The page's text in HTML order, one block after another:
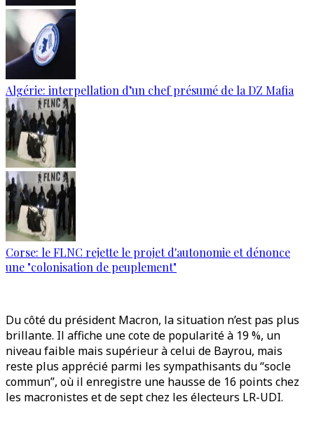
Algérie: interpellation d’un chef présumé de la DZ Mafia
Corse: le FLNC rejette le projet d'autonomie et dénonce
une "colonisation de peuplement"
Du côté du président Macron, la situation n’est pas plus
brillante. Il affiche une cote de popularité à 19 %, un
niveau faible mais supérieur à celui de Bayrou, mais
reste plus apprécié parmi les sympathisants du “socle
commun”, où il enregistre une hausse de 16 points chez
les macronistes et de sept chez les électeurs LR-UDI.